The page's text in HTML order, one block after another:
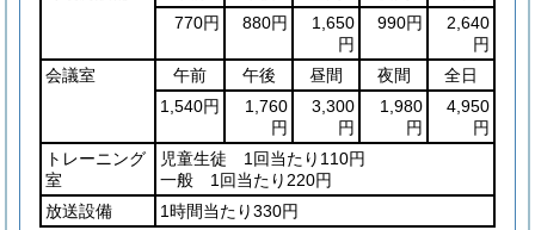
770円
880円
1,650
円
990円
2,640
円
会議室
午前 午後 昼間 夜間
全日
1,540円
1,760
円
3,300
円
1,980
円
4,950
円
トレーニング
室
児童生徒 1回当たり110円
一般 1回当たり220円
放送設備
1時間当たり330円